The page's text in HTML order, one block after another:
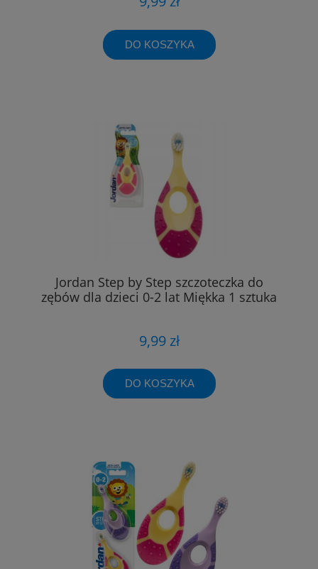
DO KOSZYKA
Jordan Step by Step szczoteczka do
zębów dla dzieci 0-2 lat Miękka 1 sztuka
9,99 zł
DO KOSZYKA